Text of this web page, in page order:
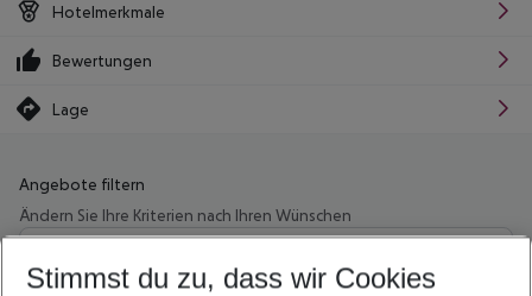
Hotelmerkmale
Bewertungen
Lage
Angebote filtern
Ändern Sie Ihre Kriterien nach Ihren Wünschen
Beliebiger Abflughafen
Stimmst du zu, dass wir Cookies